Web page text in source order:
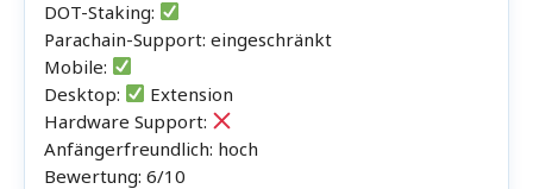
DOT-Staking:
Parachain-Support: eingeschränkt
Mobile:
Desktop:
Extension
Hardware Support:
Anfängerfreundlich: hoch
Bewertung: 6/10